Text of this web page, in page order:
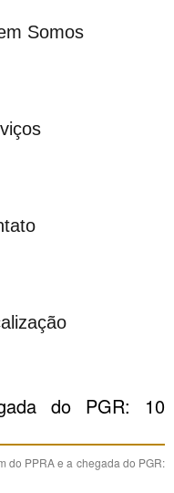
Somos
do PGR: 10
do PPRA e a chegada do PGR: